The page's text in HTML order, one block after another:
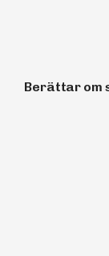
Berättar om